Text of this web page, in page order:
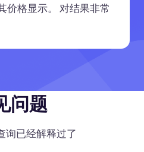
价格显示。 对结果非常
问题
询已经解释过了